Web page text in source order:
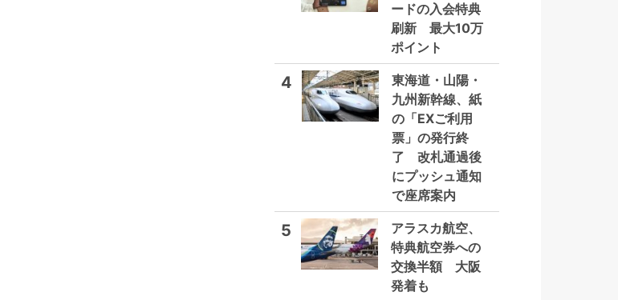
ードの入会特典
刷新 最大10万
ポイント
4
東海道・山陽・
九州新幹線、紙
の「EXご利用
票」の発行終
了 改札通過後
にプッシュ通知
で座席案内
5
アラスカ航空、
特典航空券への
交換半額 大阪
発着も